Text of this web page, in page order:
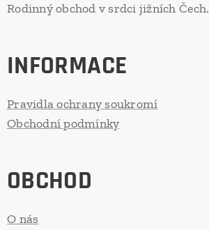
Rodinný obchod v srdci jižních Čech.
INFORMACE
Pravidla ochrany soukromí
Obchodní podmínky
OBCHOD
O nás